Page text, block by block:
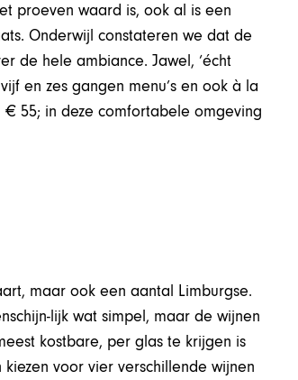
proeven waard is, ook al is een
Onderwijl constateren we dat de
de hele ambiance. Jawel, ‘écht
en zes gangen menu’s en ook à la
55; in deze comfortabele omgeving
maar ook een aantal Limburgse.
lijk wat simpel, maar de wijnen
kostbare, per glas te krijgen is
voor vier verschillende wijnen